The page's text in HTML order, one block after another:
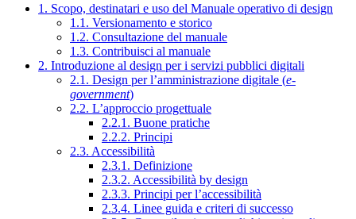
1. Scopo, destinatari e uso del Manuale operativo di design
1.1. Versionamento e storico
1.2. Consultazione del manuale
1.3. Contribuisci al manuale
2. Introduzione al design per i servizi pubblici digitali
2.1. Design per l’amministrazione digitale (e-
government)
2.2. L’approccio progettuale
2.2.1. Buone pratiche
2.2.2. Principi
2.3. Accessibilità
2.3.1. Definizione
2.3.2. Accessibilità by design
2.3.3. Principi per l’accessibilità
2.3.4. Linee guida e criteri di successo